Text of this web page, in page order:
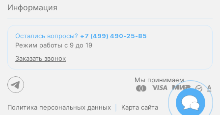
Информация
Остались вопросы? +7 (499) 490-25-85
Режим работы с 9 до 19
Заказать звонок
Мы принимаем
Политика персональных данных Карта сайта